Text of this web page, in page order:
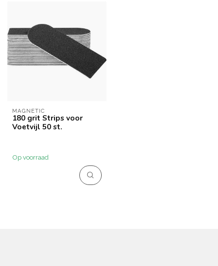
MAGNETIC
180 grit Strips voor
Voetvijl 50 st.
Op voorraad